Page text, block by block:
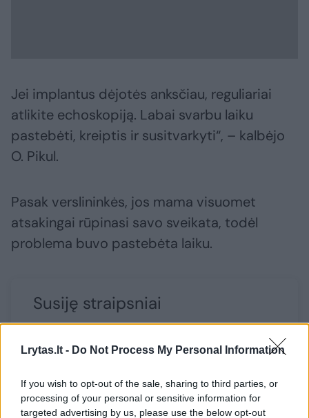
Lrytas.lt - Do Not Process My Personal Information
If you wish to opt-out of the sale, sharing to third parties, or
processing of your personal or sensitive information for
targeted advertising by us, please use the below opt-out
Jei implantus dėjotės anksčiau, reguliariai
atlikite echoskopiją. Labai svarbu laiku
pastebėti, kreiptis ir susitvarkyti“, – kalbėjo
O. Pikul.
Pasak verslininkės, jos mama visuomet
atsakingai rūpinasi savo sveikata, todėl
problema buvo pastebėta laiku.
Susiję straipsniai